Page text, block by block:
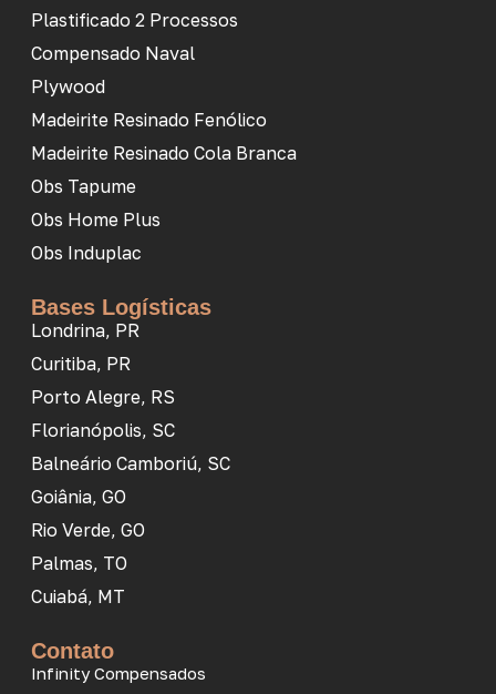
Plastificado 2 Processos
Compensado Naval
Plywood
Madeirite Resinado Fenólico
Madeirite Resinado Cola Branca
Obs Tapume
Obs Home Plus
Obs Induplac
Bases Logísticas
Londrina, PR
Curitiba, PR
Porto Alegre, RS
Florianópolis, SC
Balneário Camboriú, SC
Goiânia, GO
Rio Verde, GO
Palmas, TO
Cuiabá, MT
Contato
Infinity Compensados